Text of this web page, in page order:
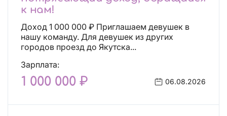
к нам!
Доход 1 000 000 ₽ Приглашаем девушек в
нашу команду. Для девушек из других
городов проезд до Якутска...
Зарплата:
1 000 000 ₽ 06.08.2026